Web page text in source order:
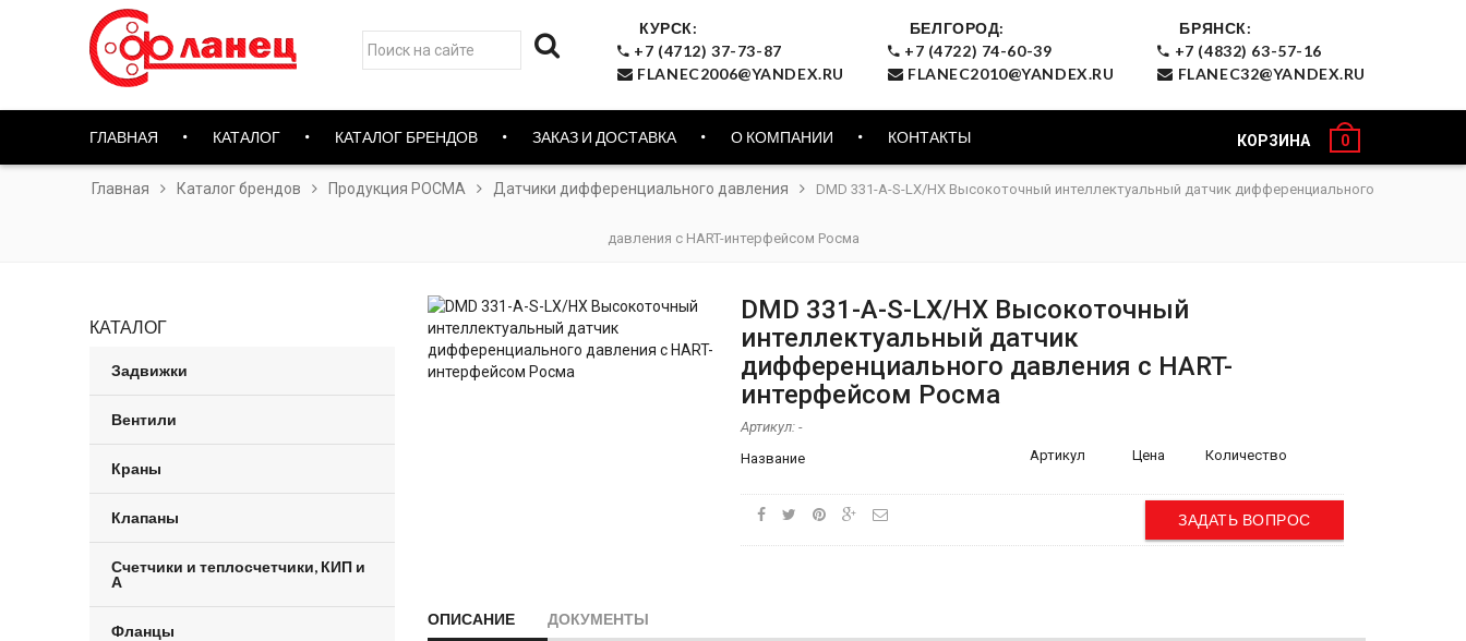
КУРСК:
+7 (4712) 37-73-87
FLANEC2006@YANDEX.RU
БЕЛГОРОД:
+7 (4722) 74-60-39
FLANEC2010@YANDEX.RU
БРЯНСК:
+7 (4832) 63-57-16
FLANEC32@YANDEX.RU
ГЛАВНАЯ КАТАЛОГ КАТАЛОГ БРЕНДОВ ЗАКАЗ И ДОСТАВКА О КОМПАНИИ КОНТАКТЫ КОРЗИНА 0
Главная Каталог брендов Продукция РОСМА Датчики дифференциального давления DMD 331-A-S-LX/HX Высокоточный интеллектуальный датчик дифференциального
давления с HART-интерфейсом Росма
КАТАЛОГ
Задвижки
Вентили
Краны
Клапаны
Счетчики и теплосчетчики, КИП и
А
Фланцы
DMD 331-A-S-LX/HX Высокоточный
интеллектуальный датчик
дифференциального давления с HART-
интерфейсом Росма
Артикул: -
Название
Артикул Цена Количество
ЗАДАТЬ ВОПРОС
ОПИСАНИЕ ДОКУМЕНТЫ